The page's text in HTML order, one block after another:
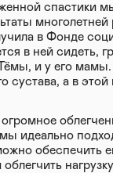
спастики
многолетней
в Фонде
в ней сидеть,
и у его
сустава, а в этой
идеально
обеспечить